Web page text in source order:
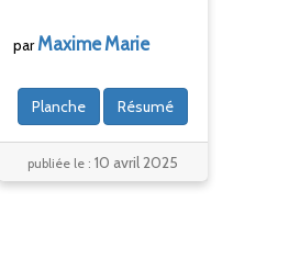
parMaximeMarie
Planche Résumé
publiée le :10 avril 2025